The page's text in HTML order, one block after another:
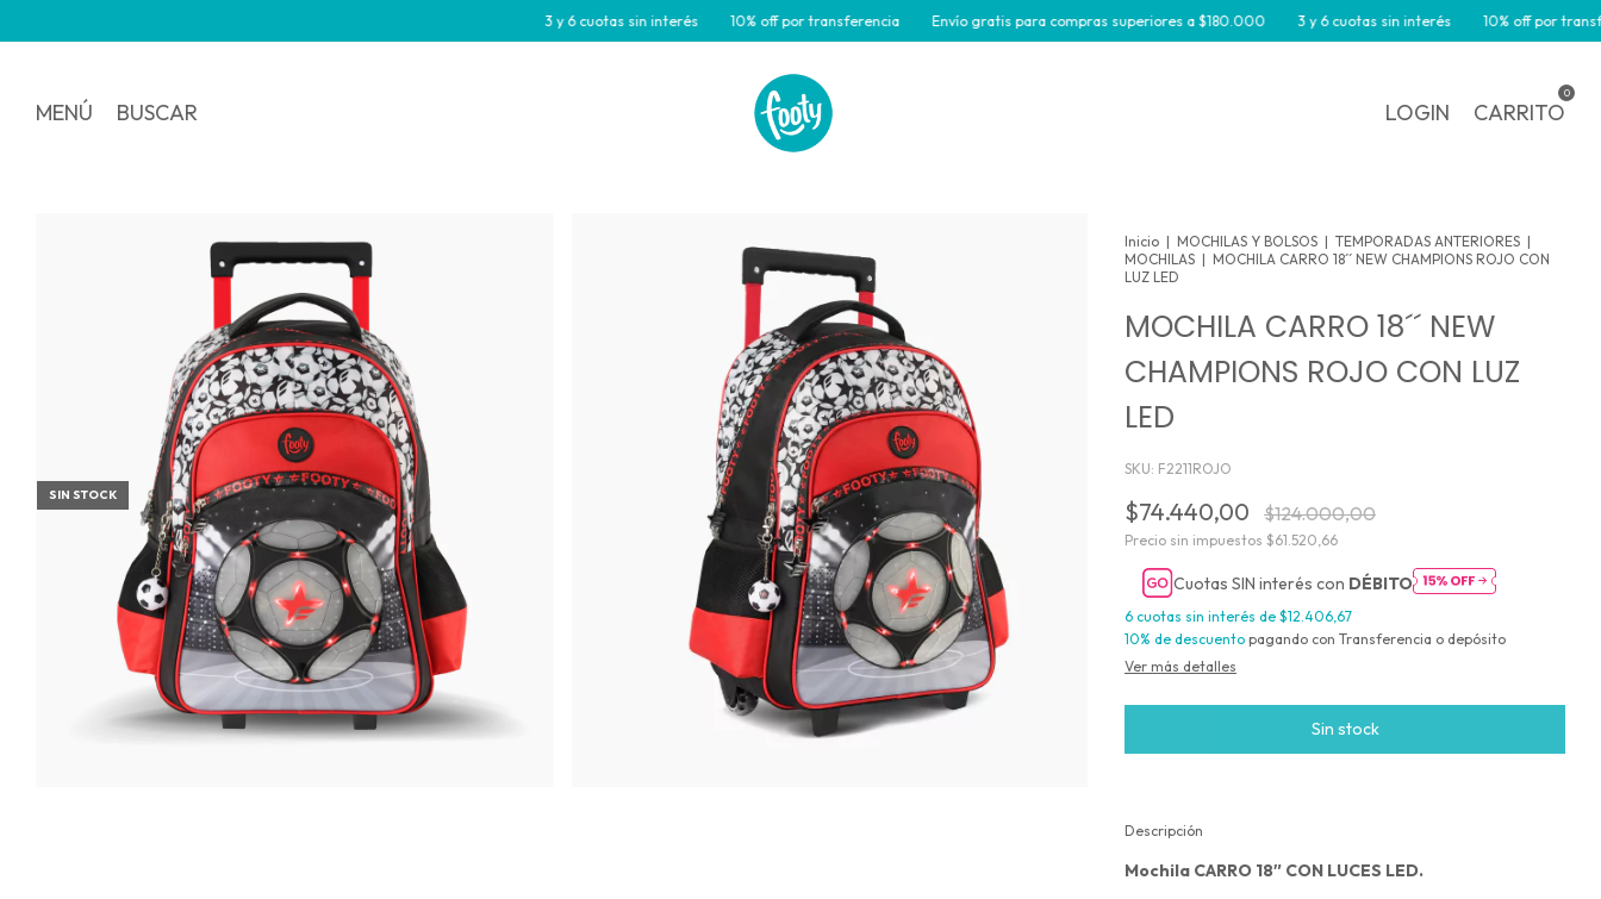
3 y 6 cuotas sin interés 10% off por transferencia Envío gratis para compras superiores a $180.000 3 y 6 cuotas sin interés 10% off por
MENÚ BUSCAR LOGIN CARRITO
0
SIN STOCK
Inicio | MOCHILAS Y BOLSOS | TEMPORADAS ANTERIORES |
MOCHILAS | MOCHILA CARRO 18´´ NEW CHAMPIONS ROJO CON
LUZ LED
MOCHILA CARRO 18´´ NEW
CHAMPIONS ROJO CON LUZ
LED
SKU: F2211ROJO
$74.440,00 $124.000,00
Precio sin impuestos $61.520,66
Cuotas SIN interés con DÉBITO
6 cuotas sin interés de $12.406,67
10% de descuento pagando con Transferencia o depósito
Ver más detalles
Descripción
Mochila CARRO 18″ CON LUCES LED.